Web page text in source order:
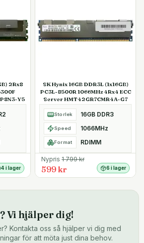
2Rx8
Y5
4 i lager
SK Hynix 16GB DDR3L (1x16GB)
PC3L-8500R 1066MHz 4Rx4 ECC
Server HMT42GR7CMR4A-G7
Storlek 16GB DDR3
Speed 1066MHz
Format RDIMM
Nypris 1 799kr
599 kr 6 i lager
Vi hjälper dig!
Kontakta oss så hjälper vi dig med
för att möta just dina behov.